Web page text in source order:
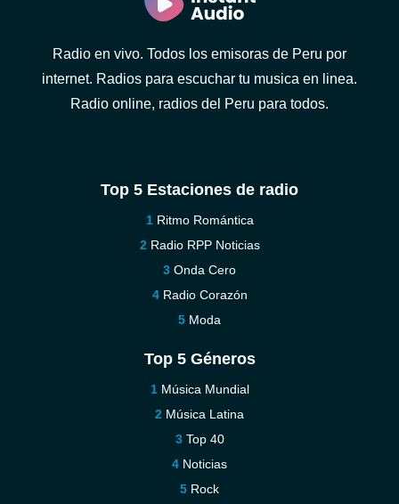
Radio en vivo. Todos los emisoras de Peru por
internet. Radios para escuchar tu musica en linea.
Radio online, radios del Peru para todos.
Top 5 Estaciones de radio
Ritmo Romántica
Radio RPP Noticias
Onda Cero
Radio Corazón
Moda
Top 5 Géneros
Música Mundial
Música Latina
Top 40
Noticias
Rock